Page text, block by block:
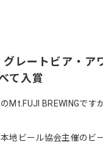
グレートビア・ア
て入賞
Mt.FUJI BREWINGです
地ビール協会主催のビ